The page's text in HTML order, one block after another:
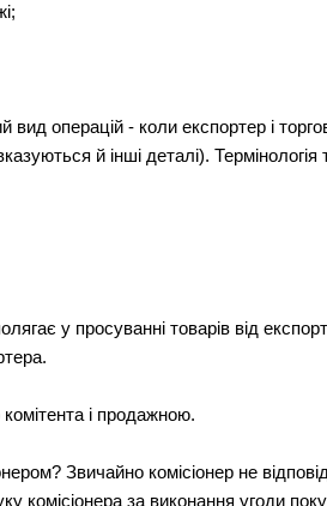
операцій - коли експортер і
й інші деталі).
у просуванні товарів від
і продажною.
Звичайно комісіонер не
комісіонера за виконання угоди